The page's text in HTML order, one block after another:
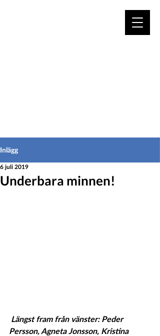
Inlägg
Underbara minnen!
6 juli 2019
Längst fram från vänster: Peder
Persson, Agneta Jonsson, Kristina